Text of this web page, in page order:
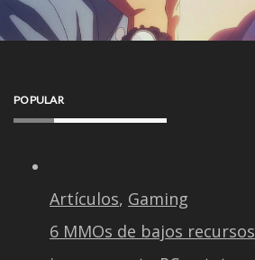
POPULAR